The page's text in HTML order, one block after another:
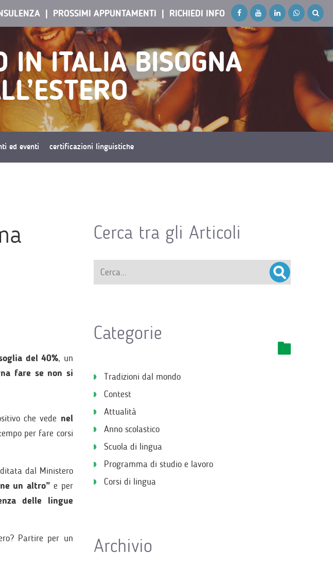
RICHIEDI INFO
PROSSIMI APPUNTAMENTI
IN ITALIA BISOGNA
ed eventi certificazioni linguistiche
del 40%, un
fare se non si
che vede nel
per fare corsi
dal Ministero
un altro” e per
delle lingue
Partire per un
Cerca tra gli Articoli
Categorie
Tradizioni dal mondo
Contest
Attualità
Anno scolastico
Scuola di lingua
Programma di studio e lavoro
Corsi di lingua
Archivio